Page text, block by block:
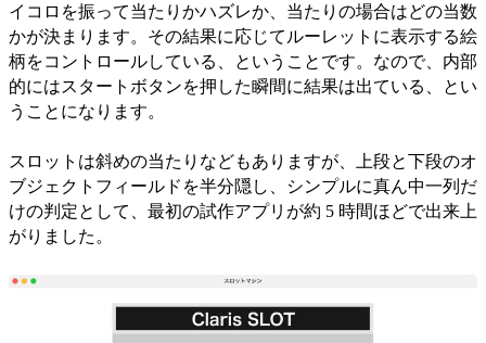
イコロを振って当たりかハズレか、当たりの場合はどの当数
かが決まります。その結果に応じてルーレットに表示する絵
柄をコントロールしている、ということです。なので、内部
的にはスタートボタンを押した瞬間に結果は出ている、とい
うことになります。
スロットは斜めの当たりなどもありますが、上段と下段のオ
ブジェクトフィールドを半分隠し、シンプルに真ん中一列だ
けの判定として、最初の試作アプリが約 5 時間ほどで出来上
がりました。